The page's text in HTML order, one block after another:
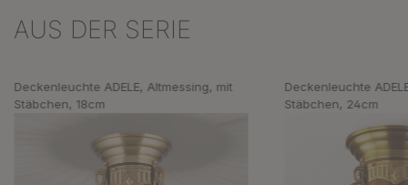
Produktgalerie überspringen
AUS DER SERIE
Deckenleuchte ADELE, Altmessing, mit
Stäbchen, 18cm
Deckenleuchte
Stäbchen, 24cm